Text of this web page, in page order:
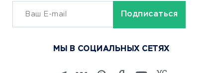
ОБУЧЕНИЕ И РАБОТА
Изучение иностранных
МЫ В СОЦИАЛЬНЫХ СЕТЯХ